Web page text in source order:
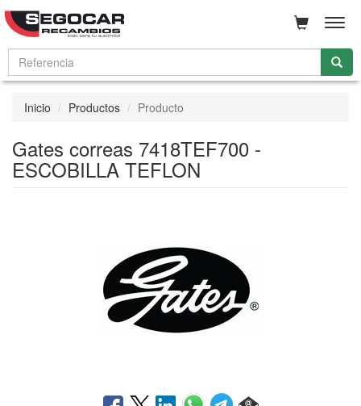
Inicio Productos Producto
Gates correas 7418TEF700 -
ESCOBILLA TEFLON